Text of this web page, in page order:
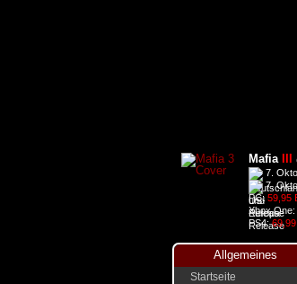
Mafia
7.
7.
PC: 59,95
Xbox One:
PS4:
Allgemeines
Startseite